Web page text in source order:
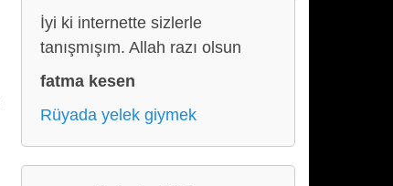
İyi ki internette sizlerle
tanışmışım. Allah razı olsun
fatma kesen
Rüyada yelek giymek